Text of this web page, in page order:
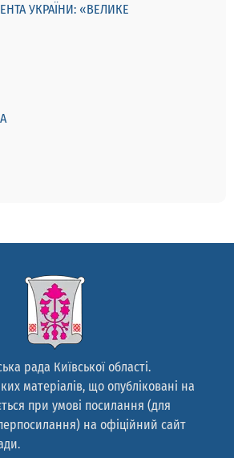
УКРАЇНИ: «ВЕЛИКЕ
рада Київської області.
матеріалів, що опубліковані на
при умові посилання (для
на офіційний сайт